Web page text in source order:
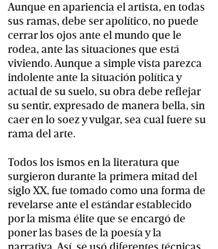
Aunque en apariencia el artista, en todas
sus ramas, debe ser apolítico, no puede
cerrar los ojos ante el mundo que le
rodea, ante las situaciones que está
viviendo. Aunque a simple vista parezca
indolente ante la situación política y
actual de su suelo, su obra debe reflejar
su sentir, expresado de manera bella, sin
caer en lo soez y vulgar, sea cual fuere su
rama del arte.
Todos los ismos en la literatura que
surgieron durante la primera mitad del
siglo XX, fue tomado como una forma de
revelarse ante el estándar establecido
por la misma élite que se encargó de
poner las bases de la poesía y la